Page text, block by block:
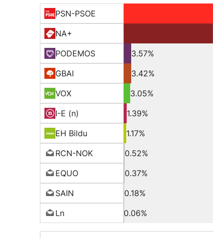
PSN-PSOE
NA+
PODEMOS
3.57%
GBAI
3.42%
VOX
3.05%
I-E (n)
1.39%
EH Bildu
1.17%
RCN-NOK
0.52%
EQUO
0.37%
SAIN
0.18%
Ln
0.06%